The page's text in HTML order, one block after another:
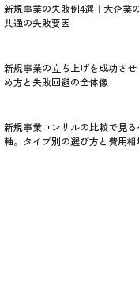
新規事業の失敗例4選｜大企業
共通の失敗要因
新規事業の立ち上げを成功させ
め方と失敗回避の全体像
新規事業コンサルの比較で見
軸。タイプ別の選び方と費用相